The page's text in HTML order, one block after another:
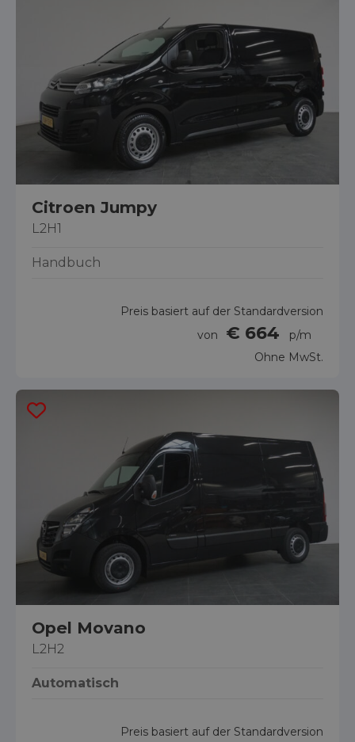
Citroen Jumpy
L2H1
Handbuch
Preis basiert auf der Standardversion
von
€ 664
p/m
Ohne MwSt.
Opel Movano
L2H2
Automatisch
Preis basiert auf der Standardversion